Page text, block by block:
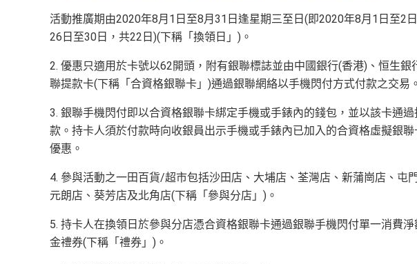
活動推廣期由2020年8月1日至8月31日逢星期三至日(即2020年8月1日至2
26日至30日，共22日)(下稱「換領日」)。
2. 優惠只適用於卡號以62開頭，附有銀聯標誌並由中國銀行(香港)、恒生
聯提款卡(下稱「合資格銀聯卡」)通過銀聯網絡以手機閃付方式付款之交易。
3. 銀聯手機閃付即以合資格銀聯卡綁定手機或手錶內的錢包，並以該卡通
款。持卡人須於付款時向收銀員出示手機或手錶內已加入的合資格虛擬銀
優惠。
4. 參與活動之一田百貨/超市包括沙田店、大埔店、荃灣店、新蒲崗店、屯
元朗店、葵芳店及北角店(下稱「參與分店」)。
5. 持卡人在換領日於參與分店憑合資格銀聯卡通過銀聯手機閃付單一消費
金禮券(下稱「禮券」)。